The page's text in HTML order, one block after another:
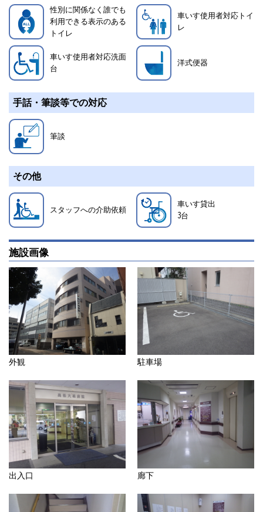
性別に関係なく誰でも
利用できる表示のある
トイレ
車いす使用者対応トイ
レ
車いす使用者対応洗面
台
洋式便器
手話・筆談等での対応
筆談
その他
スタッフへの介助依頼
車いす貸出
3台
施設画像
外観 駐車場
出入口 廊下